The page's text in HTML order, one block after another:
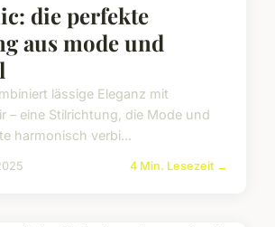
die perfekte
aus mode und
lässige Eleganz mit
– eine Stilrichtung, die Mode und
harmonisch verbi...
4 Min. Lesezeit →